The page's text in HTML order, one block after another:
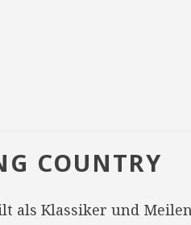
COUNTRY
als Klassiker und